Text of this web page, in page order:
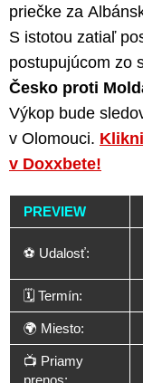
priečke za
S istotou zatiaľ
postupujúcom zo
Česko proti
Výkop bude
v Olomouci.
v Doxxbete!
PREVIEW
⚽ Udalosť:
🗓️ Termín:
🌍 Miesto:
📺 Priamy